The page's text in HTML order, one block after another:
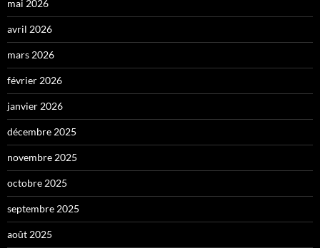
mai 2026
avril 2026
mars 2026
février 2026
janvier 2026
décembre 2025
novembre 2025
octobre 2025
septembre 2025
août 2025